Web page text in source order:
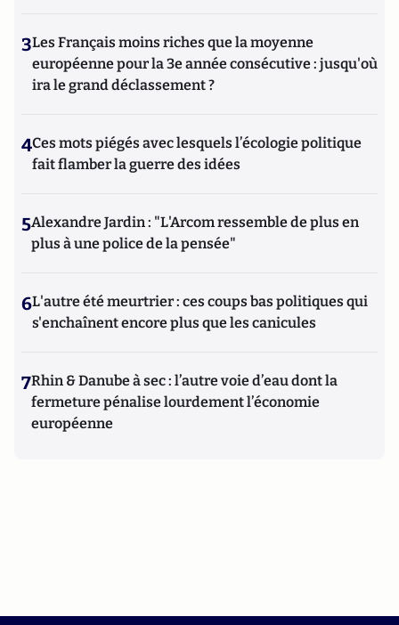
3Les Français moins riches que la moyenne
européenne pour la 3e année consécutive : jusqu'où
ira le grand déclassement ?
4Ces mots piégés avec lesquels l’écologie politique
fait flamber la guerre des idées
5Alexandre Jardin : "L'Arcom ressemble de plus en
plus à une police de la pensée"
6L'autre été meurtrier : ces coups bas politiques qui
s'enchaînent encore plus que les canicules
7Rhin & Danube à sec : l’autre voie d’eau dont la
fermeture pénalise lourdement l’économie
européenne